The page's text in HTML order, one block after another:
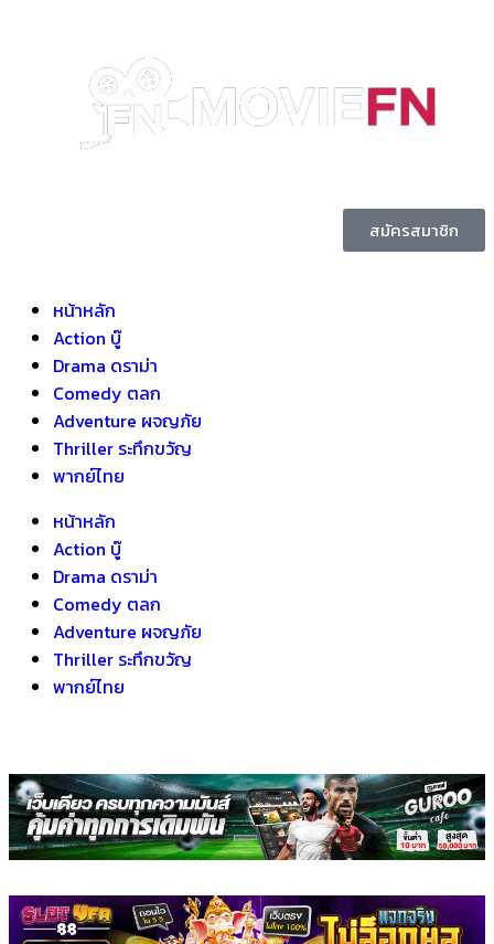
สมัครสมาชิก
หน้าหลัก
Action บู๊
Drama ดราม่า
Comedy ตลก
Adventure ผจญภัย
Thriller ระทึกขวัญ
พากย์ไทย
หน้าหลัก
Action บู๊
Drama ดราม่า
Comedy ตลก
Adventure ผจญภัย
Thriller ระทึกขวัญ
พากย์ไทย